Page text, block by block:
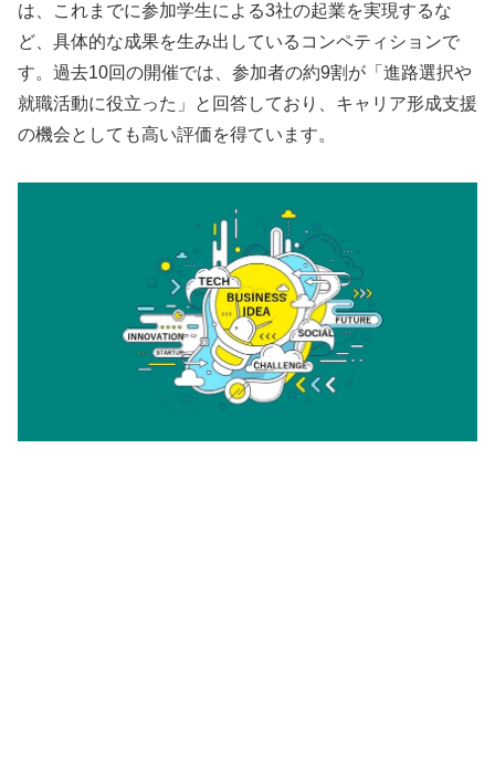
は、これまでに参加学生による3社の起業を実現するな
ど、具体的な成果を生み出しているコンペティションで
す。過去10回の開催では、参加者の約9割が「進路選択や
就職活動に役立った」と回答しており、キャリア形成支援
の機会としても高い評価を得ています。